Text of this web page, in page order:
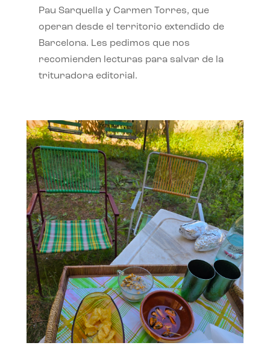
Pau Sarquella y Carmen Torres, que
operan desde el territorio extendido de
Barcelona. Les pedimos que nos
recomienden lecturas para salvar de la
trituradora editorial.